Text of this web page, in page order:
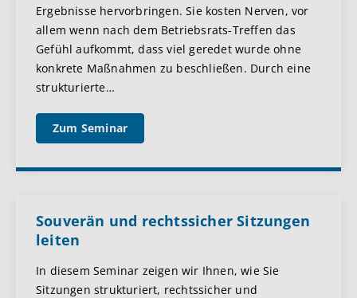
Ergebnisse hervorbringen. Sie kosten Nerven, vor
allem wenn nach dem Betriebsrats-Treffen das
Gefühl aufkommt, dass viel geredet wurde ohne
konkrete Maßnahmen zu beschließen. Durch eine
strukturierte…
Zum Seminar
Souverän und rechtssicher Sitzungen
leiten
In diesem Seminar zeigen wir Ihnen, wie Sie
Sitzungen strukturiert, rechtssicher und